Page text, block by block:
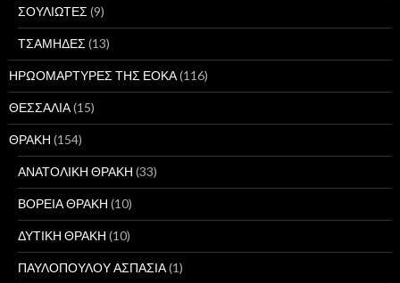
ΣΟΥΛΙΩΤΕΣ (9)
ΤΣΑΜΗΔΕΣ (13)
ΗΡΩΟΜΑΡΤΥΡΕΣ ΤΗΣ ΕΟΚΑ(116)
ΘΕΣΣΑΛΙΑ(15)
ΘΡΑΚΗ (154)
ΑΝΑΤΟΛΙΚΗ ΘΡΑΚΗ (33)
ΒΟΡΕΙΑ ΘΡΑΚΗ (10)
ΔΥΤΙΚΗ ΘΡΑΚΗ (10)
ΠΑΥΛΟΠΟΥΛΟΥ ΑΣΠΑΣΙΑ(1)